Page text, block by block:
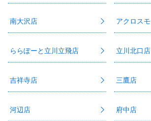
南大沢店
ららぽーと立川立飛店 立川北口店
吉祥寺店 三鷹店
河辺店 府中店